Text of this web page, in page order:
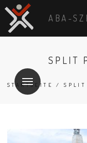
ABA-
SPLIT
STARTSEITE / SPLIT